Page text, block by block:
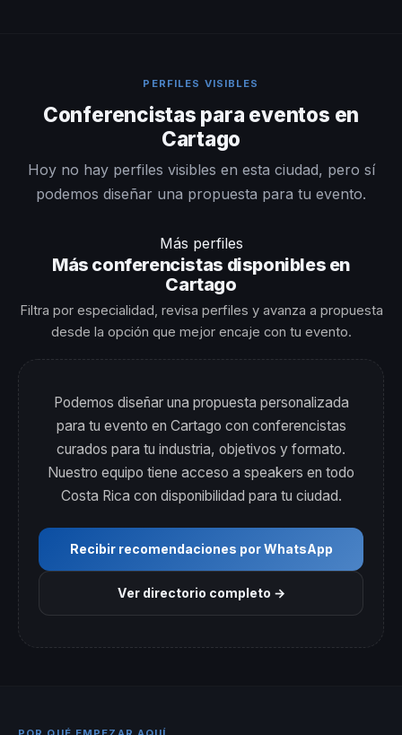
PERFILES VISIBLES
Conferencistas para eventos en
Cartago
Hoy no hay perfiles visibles en esta ciudad, pero sí
podemos diseñar una propuesta para tu evento.
Más perfiles
Más conferencistas disponibles en
Cartago
Filtra por especialidad, revisa perfiles y avanza a propuesta
desde la opción que mejor encaje con tu evento.
Podemos diseñar una propuesta personalizada
para tu evento en Cartago con conferencistas
curados para tu industria, objetivos y formato.
Nuestro equipo tiene acceso a speakers en todo
Costa Rica con disponibilidad para tu ciudad.
Recibir recomendaciones por WhatsApp
Ver directorio completo →